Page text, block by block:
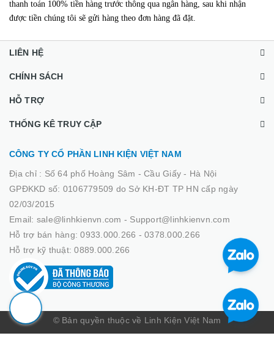
thanh toán 100% tiền hàng trước thông qua ngân hàng, sau khi nhận
được tiền chúng tôi sẽ gửi hàng theo đơn hàng đã đặt.
LIÊN HỆ
CHÍNH SÁCH
HỖ TRỢ
THỐNG KÊ TRUY CẬP
CÔNG TY CỔ PHẦN LINH KIỆN VIỆT NAM
Địa chỉ : Số 64 phố Hoàng Sâm - Cầu Giấy - Hà Nội
GPĐKKD số: 0106779509 do Sở KH-ĐT TP HN cấp ngày
02/03/2015
Email: sale@linhkienvn.com - Support@linhkienvn.com
Hỗ trợ bán hàng: 0933.000.266 - 0378.000.266
Hỗ trợ kỹ thuật: 0889.000.266
© Bản quyền thuộc về Linh Kiện Việt Nam